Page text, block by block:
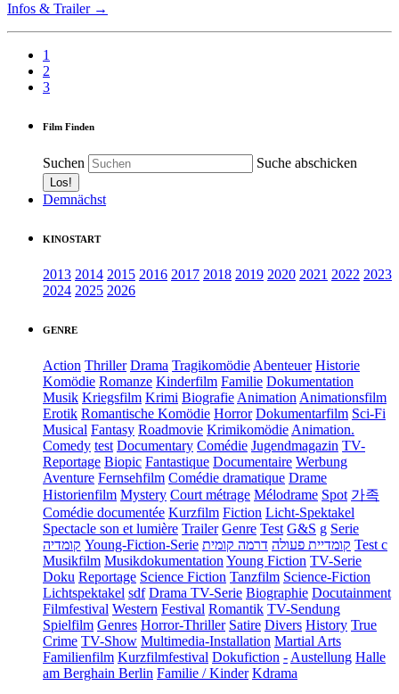
Infos & Trailer →
1
2
3
Film Finden
Suchen Suche abschicken
Demnächst
KINOSTART
2013 2014 2015 2016 2017 2018 2019 2020 2021 2022 2023
2024 2025 2026
GENRE
Action Thriller Drama Tragikomödie Abenteuer Historie
Komödie Romanze Kinderfilm Familie Dokumentation
Musik Kriegsfilm Krimi Biografie Animation Animationsfilm
Erotik Romantische Komödie Horror Dokumentarfilm Sci-Fi
Musical Fantasy Roadmovie Krimikomödie Animation.
Comedy test Documentary Comédie Jugendmagazin TV-
Reportage Biopic Fantastique Documentaire Werbung
Aventure Fernsehfilm Comédie dramatique Drame
Historienfilm Mystery Court métrage Mélodrame Spot 가족
Comédie documentée Kurzfilm Fiction Licht-Spektakel
Spectacle son et lumière Trailer Genre Test G&S g Serie
קומדיה Young-Fiction-Serie קומדיית פעולה דרמה קומית
Test c
Musikfilm Musikdokumentation Young Fiction TV-Serie
Doku Reportage Science Fiction Tanzfilm Science-Fiction
Lichtspektakel sdf Drama TV-Serie Biographie Docutainment
Filmfestival Western Festival Romantik TV-Sendung
Spielfilm Genres Horror-Thriller Satire Divers History True
Crime TV-Show Multimedia-Installation Martial Arts
Familienfilm Kurzfilmfestival Dokufiction - Austellung Halle
am Berghain Berlin Familie / Kinder Kdrama